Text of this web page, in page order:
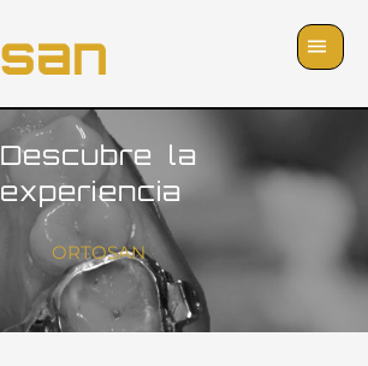
Descubre la
experiencia
ORTOSAN